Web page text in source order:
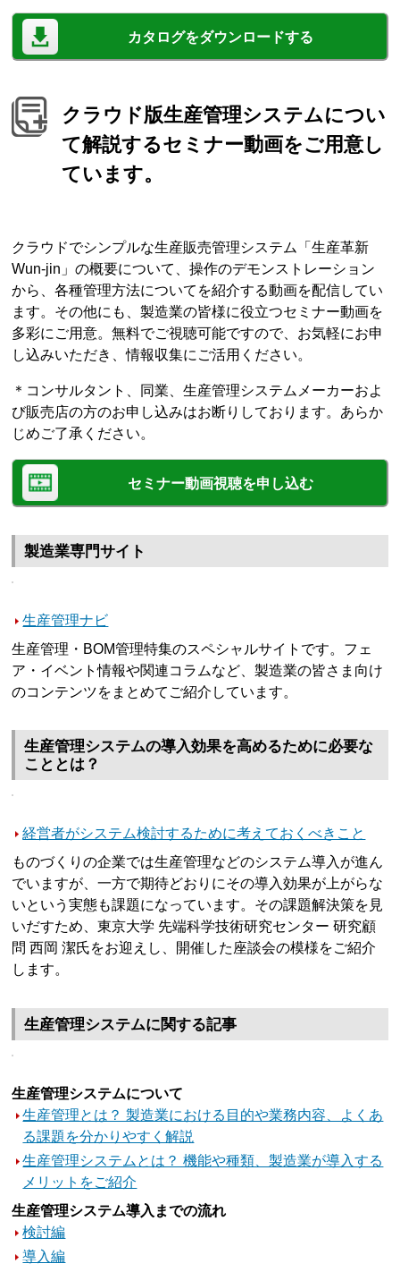
カタログをダウンロードする
クラウド版生産管理システムについ
て解説するセミナー動画をご用意し
ています。
クラウドでシンプルな生産販売管理システム「生産革新
Wun-jin」の概要について、操作のデモンストレーション
から、各種管理方法についてを紹介する動画を配信してい
ます。その他にも、製造業の皆様に役立つセミナー動画を
多彩にご用意。無料でご視聴可能ですので、お気軽にお申
し込みいただき、情報収集にご活用ください。
＊コンサルタント、同業、生産管理システムメーカーおよ
び販売店の方のお申し込みはお断りしております。あらか
じめご了承ください。
セミナー動画視聴を申し込む
製造業専門サイト
生産管理ナビ
生産管理・BOM管理特集のスペシャルサイトです。フェ
ア・イベント情報や関連コラムなど、製造業の皆さま向け
のコンテンツをまとめてご紹介しています。
生産管理システムの導入効果を高めるために必要な
こととは？
経営者がシステム検討するために考えておくべきこと
ものづくりの企業では生産管理などのシステム導入が進ん
でいますが、一方で期待どおりにその導入効果が上がらな
いという実態も課題になっています。その課題解決策を見
いだすため、東京大学 先端科学技術研究センター 研究顧
問 西岡 潔氏をお迎えし、開催した座談会の模様をご紹介
します。
生産管理システムに関する記事
生産管理システムについて
生産管理とは？ 製造業における目的や業務内容、よくあ
る課題を分かりやすく解説
生産管理システムとは？ 機能や種類、製造業が導入する
メリットをご紹介
生産管理システム導入までの流れ
検討編
導入編